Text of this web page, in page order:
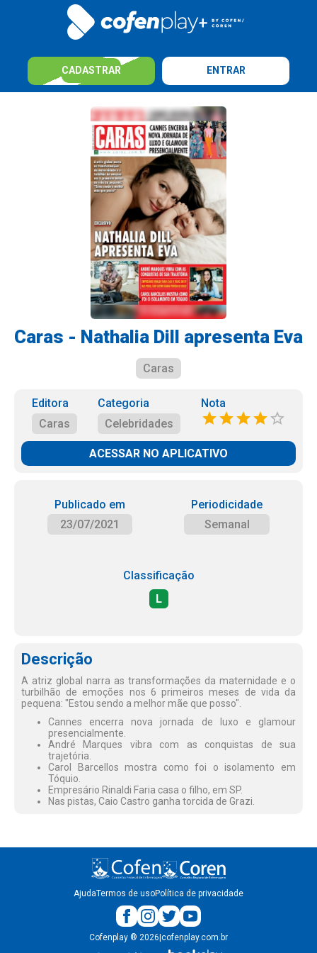
CADASTRAR ENTRAR
Caras - Nathalia Dill apresenta Eva
Caras
Editora
Caras
Categoria
Celebridades
Nota
ACESSAR NO APLICATIVO
Publicado em
23/07/2021
Periodicidade
Semanal
Classificação
L
Descrição
A atriz global narra as transformações da maternidade e o
turbilhão de emoções nos 6 primeiros meses de vida da
pequena: "Estou sendo a melhor mãe que posso".
Cannes encerra nova jornada de luxo e glamour
presencialmente.
André Marques vibra com as conquistas de sua
trajetória.
Carol Barcellos mostra como foi o isolamento em
Tóquio.
Empresário Rinaldi Faria casa o filho, em SP.
Nas pistas, Caio Castro ganha torcida de Grazi.
AjudaTermos de usoPolítica de privacidade
Cofenplay ® 2026 cofenplay.com.br